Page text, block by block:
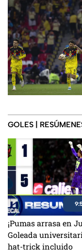
GOLES |
¡Pumas arrasa en
Goleada
hat-trick incluido